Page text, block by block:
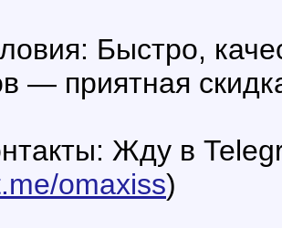
Быстро,
— приятная
Жду в
omaxiss)